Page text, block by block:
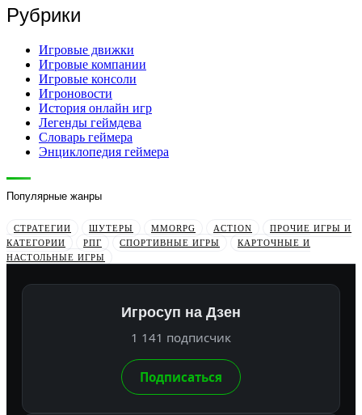
Рубрики
Игровые движки
Игровые компании
Игровые консоли
Игроновости
История онлайн игр
Легенды геймдева
Словарь геймера
Энциклопедия геймера
Популярные жанры
СТРАТЕГИИ ШУТЕРЫ MMORPG ACTION
ПРОЧИЕ ИГРЫ И
КАТЕГОРИИ
РПГ СПОРТИВНЫЕ ИГРЫ
КАРТОЧНЫЕ И
НАСТОЛЬНЫЕ ИГРЫ
Игросуп на Дзен
1 141 подписчик
Подписаться